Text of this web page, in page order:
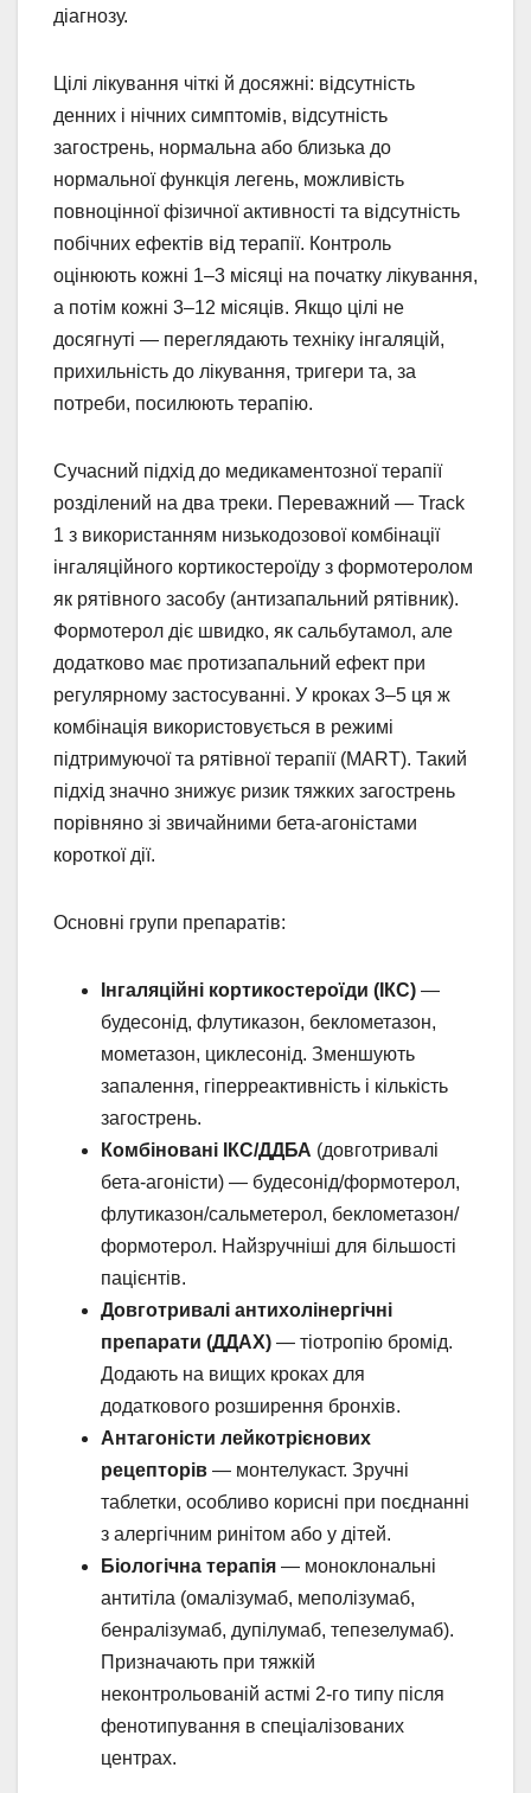
діагнозу.
Цілі лікування чіткі й досяжні: відсутність
денних і нічних симптомів, відсутність
загострень, нормальна або близька до
нормальної функція легень, можливість
повноцінної фізичної активності та відсутність
побічних ефектів від терапії. Контроль
оцінюють кожні 1–3 місяці на початку лікування,
а потім кожні 3–12 місяців. Якщо цілі не
досягнуті — переглядають техніку інгаляцій,
прихильність до лікування, тригери та, за
потреби, посилюють терапію.
Сучасний підхід до медикаментозної терапії
розділений на два треки. Переважний — Track
1 з використанням низькодозової комбінації
інгаляційного кортикостероїду з формотеролом
як рятівного засобу (антизапальний рятівник).
Формотерол діє швидко, як сальбутамол, але
додатково має протизапальний ефект при
регулярному застосуванні. У кроках 3–5 ця ж
комбінація використовується в режимі
підтримуючої та рятівної терапії (MART). Такий
підхід значно знижує ризик тяжких загострень
порівняно зі звичайними бета-агоністами
короткої дії.
Основні групи препаратів:
Інгаляційні кортикостероїди (ІКС) —
будесонід, флутиказон, беклометазон,
мометазон, циклесонід. Зменшують
запалення, гіперреактивність і кількість
загострень.
Комбіновані ІКС/ДДБА (довготривалі
бета-агоністи) — будесонід/формотерол,
флутиказон/сальметерол, беклометазон/
формотерол. Найзручніші для більшості
пацієнтів.
Довготривалі антихолінергічні
препарати (ДДАХ) — тіотропію бромід.
Додають на вищих кроках для
додаткового розширення бронхів.
Антагоністи лейкотрієнових
рецепторів — монтелукаст. Зручні
таблетки, особливо корисні при поєднанні
з алергічним ринітом або у дітей.
Біологічна терапія — моноклональні
антитіла (омалізумаб, меполізумаб,
бенралізумаб, дупілумаб, тепезелумаб).
Призначають при тяжкій
неконтрольованій астмі 2-го типу після
фенотипування в спеціалізованих
центрах.